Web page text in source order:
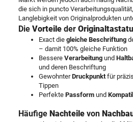
die sich in puncto
Langlebigkeit von Originalprodukten
Die Vorteile der
Exact die gleiche Beschriftung
– damit 100% gleiche Funktion
Bessere Verarbeitung und
und deren Beschriftung
GewohnterDruckpunkt für
Tippen
Perfekte Passform und
Häufige Nachteile von